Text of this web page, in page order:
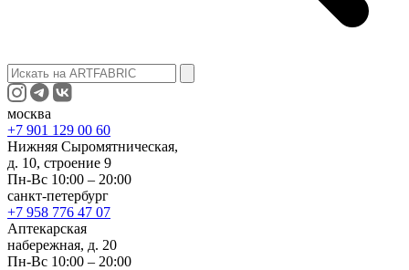
москва
+7 901 129 00 60
Нижняя Сыромятническая,
д. 10, строение 9
Пн-Вс 10:00 – 20:00
санкт-петербург
+7 958 776 47 07
Аптекарская
набережная, д. 20
Пн-Вс 10:00 – 20:00